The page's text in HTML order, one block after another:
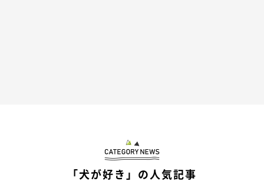
「犬が好き」の人気記事